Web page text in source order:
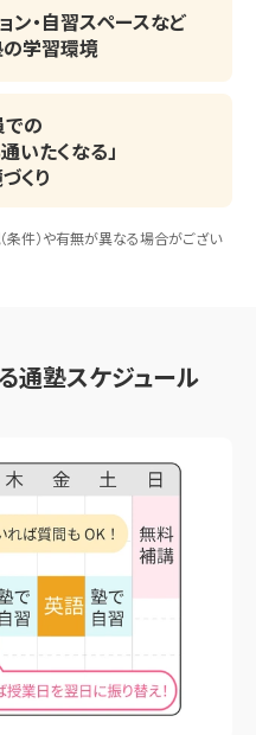
ン・自習スペースなど
の学習環境
での
いたくなる」
くり
条件）や有無が異なる場合がござい
通塾スケジュール